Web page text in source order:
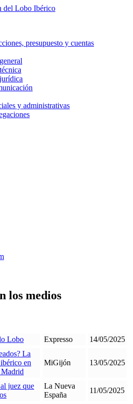
presupuesto y cuentas
y administrativas
los medios
Lobo Expresso
14/05/2025
La
en
Madrid
MiGijón 13/05/2025
juez que
La Nueva
España
11/05/2025